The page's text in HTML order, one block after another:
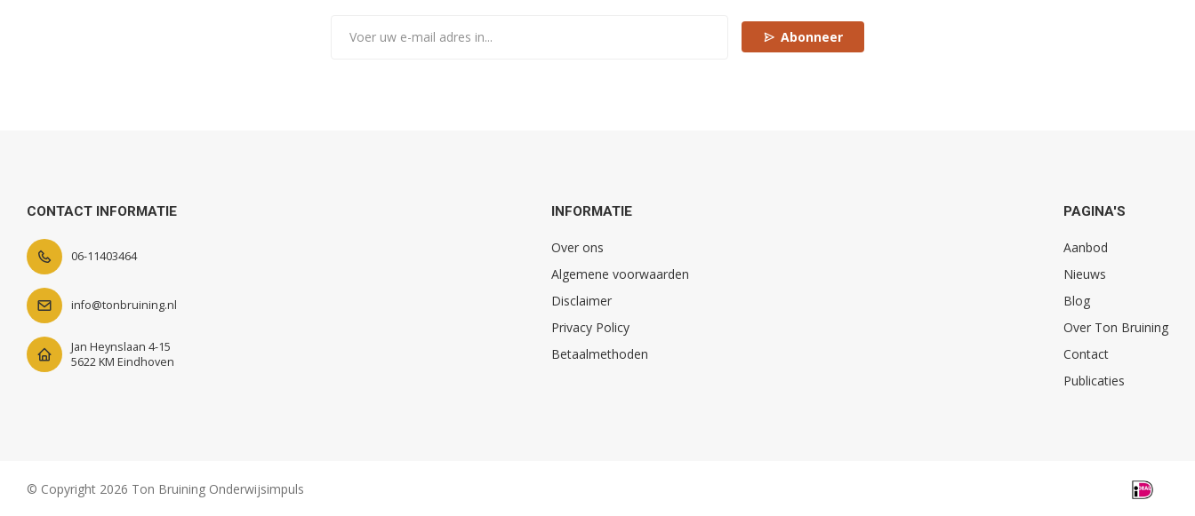
Abonneer
CONTACT INFORMATIE
06-11403464
info@tonbruining.nl
Jan Heynslaan 4-15
5622 KM Eindhoven
INFORMATIE
Over ons
Algemene voorwaarden
Disclaimer
Privacy Policy
Betaalmethoden
PAGINA'S
Aanbod
Nieuws
Blog
Over Ton Bruining
Contact
Publicaties
© Copyright 2026 Ton Bruining Onderwijsimpuls